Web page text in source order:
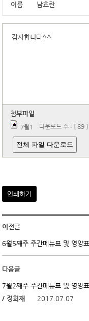
이름 남효란
감사합니다^^
첨부파일
7월1 다운로드 수 : [ 89 ]
전체 파일 다운로드
인쇄하기
이전글
6월5째주 주간메뉴표 및 영양
다음글
7월2째주 주간메뉴표 및 영양
/ 정희재
2017.07.07